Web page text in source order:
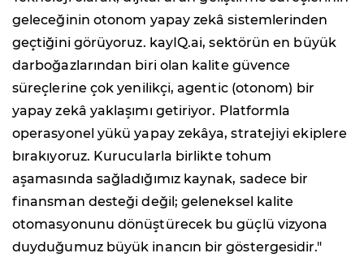
geleceğinin otonom yapay zekâ sistemlerinden
geçtiğini görüyoruz. kayIQ.ai, sektörün en büyük
darboğazlarından biri olan kalite güvence
süreçlerine çok yenilikçi, agentic (otonom) bir
yapay zekâ yaklaşımı getiriyor. Platformla
operasyonel yükü yapay zekâya, stratejiyi ekiplere
bırakıyoruz. Kurucularla birlikte tohum
aşamasında sağladığımız kaynak, sadece bir
finansman desteği değil; geleneksel kalite
otomasyonunu dönüştürecek bu güçlü vizyona
duyduğumuz büyük inancın bir göstergesidir."